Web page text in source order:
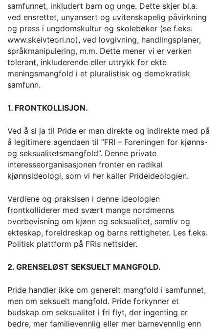
samfunnet, inkludert barn og unge. Dette skjer bl.a.
ved ensrettet, unyansert og uvitenskapelig påvirkning
og press i ungdomskultur og skolebøker (se f.eks.
www.skeivteori.no), ved lovgivning, handlingsplaner,
språkmanipulering, m.m. Dette mener vi er verken
tolerant, inkluderende eller uttrykk for ekte
meningsmangfold i et pluralistisk og demokratisk
samfunn.
1. FRONTKOLLISJON.
Ved å si ja til Pride er man direkte og indirekte med på
å legitimere agendaen til ”FRI – Foreningen for kjønns-
og seksualitetsmangfold”. Denne private
interesseorganisasjonen fronter en radikal
kjønnsideologi, som vi her kaller Prideideologien.
Verdiene og praksisen i denne ideologien
frontkolliderer med svært mange nordmenns
overbevisning om kjønn og seksualitet, samliv og
ekteskap, foreldreskap og barns rettigheter. Les f.eks.
Politisk plattform på FRIs nettsider.
2. GRENSELØST SEKSUELT MANGFOLD.
Pride handler ikke om generelt mangfold i samfunnet,
men om seksuelt mangfold. Pride forkynner et
budskap om seksualitet i fri flyt, der ingenting er
bedre, mer familievennlig eller mer barnevennlig enn